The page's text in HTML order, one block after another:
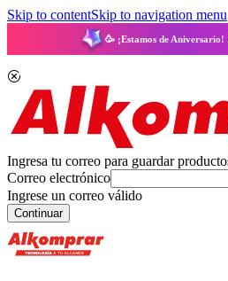
Skip to contentSkip to navigation menu
🥳 ¡Estamos de Aniversario!
Ingresa tu correo para guardar
Correo electrónico
Ingrese un correo válido
Continuar